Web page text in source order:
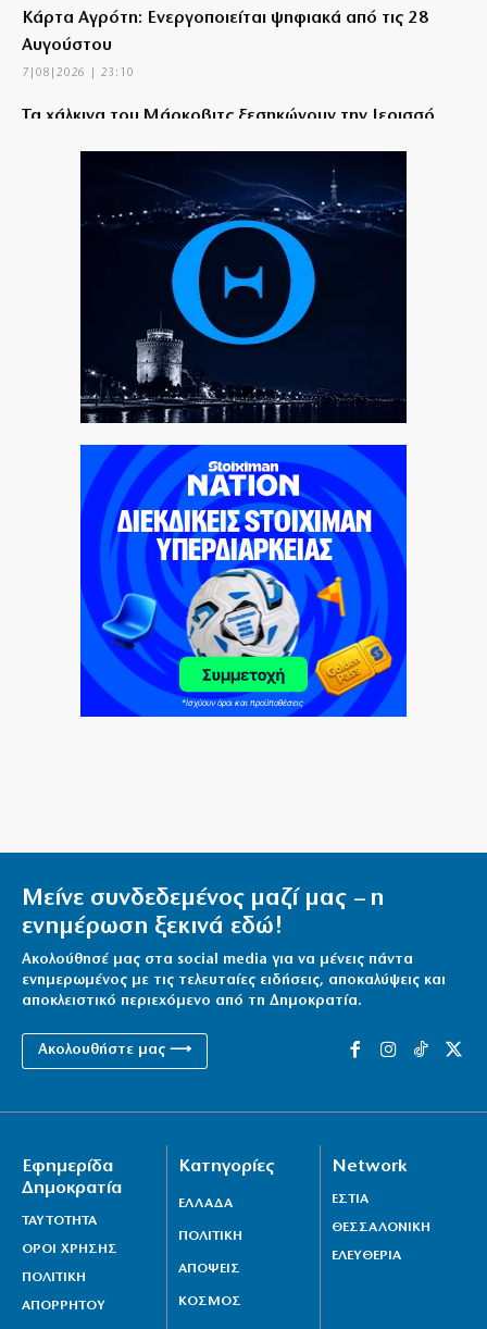
Κάρτα Αγρότη: Ενεργοποιείται ψηφιακά από τις 28
Αυγούστου
7|08|2026 | 23:10
Τα χάλκινα του Μάρκοβιτς ξεσηκώνουν την Ιερισσό
Σύλληψη τριών ατόμων για εισαγωγή και διακίνηση 18
κιλών SKUNK
Γιατί η Ευρώπη παραμένει ευάλωτη στο φυσικό αέριο
Πτήση Ryanair: Νέα δεδομένα και αγωγές για το
σπασμένο παράθυρο στο αεροπλάνο!
7|08|2026 | 22:35
Ριζοσπαστική «Αντιγόνη» συναντά τον σύγχρονο
χορό στην Επίδαυρο
7|08|2026 | 22:30
Ρομά εμβόλιζε επανειλημμένα σταθμευμένο όχημα
μετά από καβγά (βίντεο)
7|08|2026 | 22:20
CVC: Στο 1,1 δισ. € η τιμή εκκίνησης για 3 νέα
πωλητήρια
7|08|2026 | 22:15
7|08|2026 | 21:50
«Χαστούκι» ΟΟΣΑ στην κυβέρνηση: Τελευταία η
Ελλάδα στο εισόδημα
7|08|2026 | 21:40
Πάνω από 1.500 έλεγχοι σε 300 παραλίες – Χαλκιδική:
Ρεκόρ αυθαιρεσιών!
7|08|2026 | 21:30
Χανιά: Αναστέλλονται τα τακτικά ραντεβού
αγγειοχειρουργού λόγω κλοπής
Εμφύλιος στις λαϊκές αγορές
Μείνε συνδεδεμένος μαζί μας – η
ενημέρωση ξεκινά εδώ!
Ακολούθησέ μας στα social media για να μένεις πάντα
ενημερωμένος με τις τελευταίες ειδήσεις, αποκαλύψεις και
αποκλειστικό περιεχόμενο από τη Δημοκρατία.
Ακολουθήστε μας ⟶
Εφημερίδα
Δημοκρατία
ΤΑΥΤΟΤΗΤΑ
ΟΡΟΙ ΧΡΗΣΗΣ
ΠΟΛΙΤΙΚΗ
ΑΠΟΡΡΗΤΟΥ
Κατηγορίες
ΕΛΛΑΔΑ
ΠΟΛΙΤΙΚΗ
ΑΠΟΨΕΙΣ
ΚΟΣΜΟΣ
Network
ΕΣΤΙΑ
ΘΕΣΣΑΛΟΝΙΚΗ
ΕΛΕΥΘΕΡΙΑ